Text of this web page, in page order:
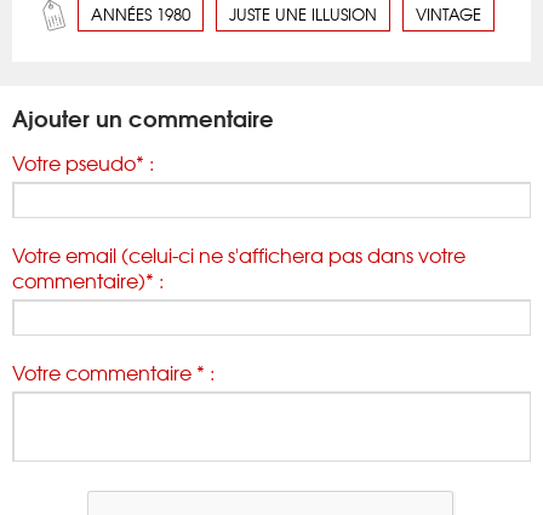
ANNÉES 1980 JUSTE UNE ILLUSION VINTAGE
Ajouter un commentaire
Votre pseudo* :
Votre email (celui-ci ne s'affichera pas dans votre
commentaire)* :
Votre commentaire * :